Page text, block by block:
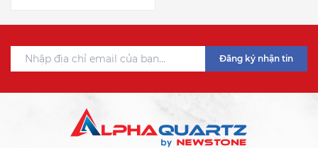
Đăng ký nhận tin